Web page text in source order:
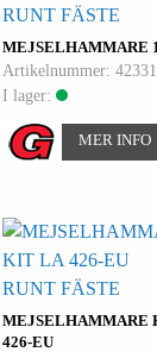
MEJSELHAMMARE
RUNT FÄSTE
Artikelnummer:
I lager:
MER INFO
MEJSELHAMMARE
426-EU
RUNT FÄSTE